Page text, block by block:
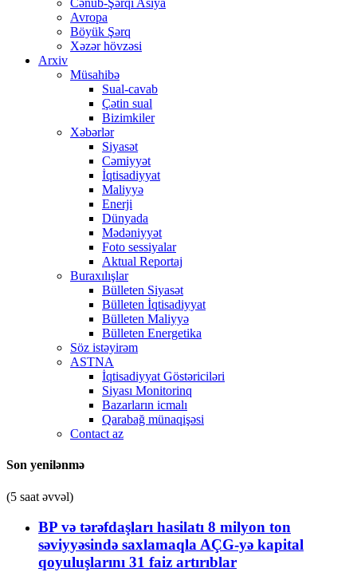
Cənub-Şərqi Asiya
Avropa
Böyük Şərq
Xəzər hövzəsi
Arxiv
Müsahibə
Sual-cavab
Çətin sual
Bizimkiler
Xəbərlər
Siyasət
Cəmiyyət
İqtisadiyyat
Maliyyə
Enerji
Dünyada
Mədəniyyət
Foto sessiyalar
Aktual Reportaj
Buraxılışlar
Bülleten Siyasət
Bülleten İqtisadiyyat
Bülleten Maliyyə
Bülleten Energetika
Söz istəyirəm
ASTNA
İqtisadiyyat Göstəriciləri
Siyası Monitorinq
Bazarların icmalı
Qarabağ münaqişəsi
Contact az
Son yenilənmə
(5 saat əvvəl)
BP və tərəfdaşları hasilatı 8 milyon ton
səviyyəsində saxlamaqla AÇG-yə kapital
qoyuluşlarını 31 faiz artırıblar